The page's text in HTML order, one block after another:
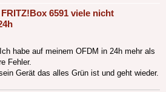
6591 viele nicht
Ich habe auf meinem OFDM in 24h mehr als
Fehler.
Gerät das alles Grün ist und geht wieder.